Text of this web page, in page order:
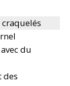
du
des